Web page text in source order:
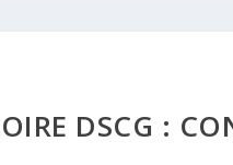
DSCG :